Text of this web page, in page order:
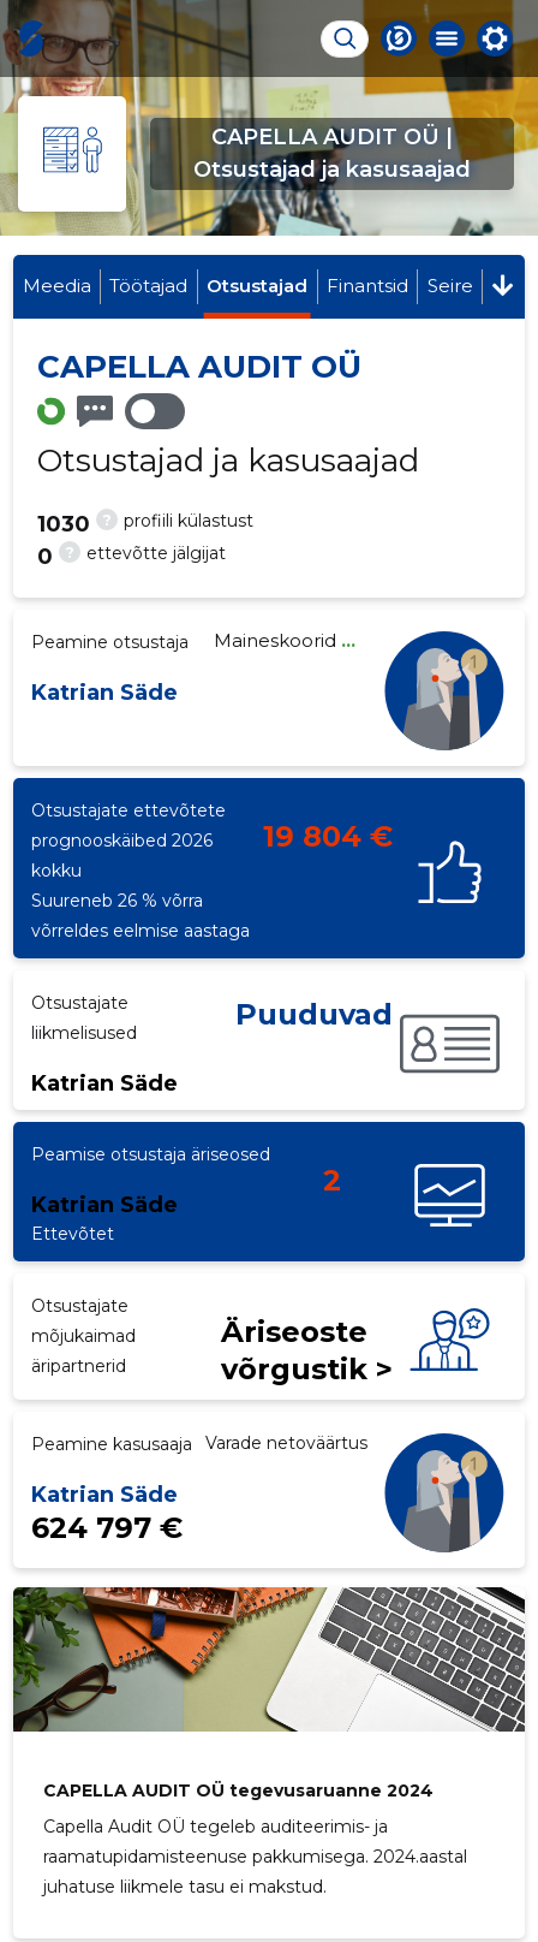
CAPELLA AUDIT OÜ |
Otsustajad ja kasusaajad
Meedia Töötajad Otsustajad Finantsid Seire
CAPELLA AUDIT OÜ
Otsustajad ja kasusaajad
? profiili külastust
1030
? ettevõtte jälgijat
0
Peamine otsustaja
Katrian Säde
Maineskoorid ...
Otsustajate ettevõtete
prognooskäibed 2026
kokku
19 804 €
Suureneb 26 % võrra
võrreldes eelmise aastaga
Otsustajate
liikmelisused
Katrian Säde
Puuduvad
Peamise otsustaja äriseosed
Katrian Säde
2
Ettevõtet
Otsustajate
mõjukaimad
äripartnerid
Äriseoste
võrgustik >
Peamine kasusaaja
Katrian Säde
Varade netoväärtus
624 797 €
CAPELLA AUDIT OÜ tegevusaruanne 2024
Capella Audit OÜ tegeleb auditeerimis- ja
raamatupidamisteenuse pakkumisega. 2024.aastal
juhatuse liikmele tasu ei makstud.